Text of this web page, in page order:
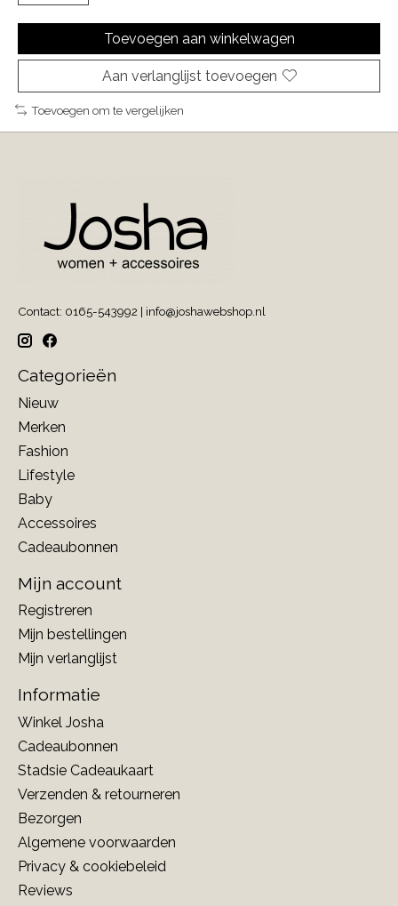
Toevoegen aan winkelwagen
Aan verlanglijst toevoegen
Toevoegen om te vergelijken
Contact: 0165-543992 | info@joshawebshop.nl
Categorieën
Nieuw
Merken
Fashion
Lifestyle
Baby
Accessoires
Cadeaubonnen
Mijn account
Registreren
Mijn bestellingen
Mijn verlanglijst
Informatie
Winkel Josha
Cadeaubonnen
Stadsie Cadeaukaart
Verzenden & retourneren
Bezorgen
Algemene voorwaarden
Privacy & cookiebeleid
Reviews